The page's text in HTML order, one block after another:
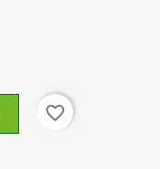
favorite_border